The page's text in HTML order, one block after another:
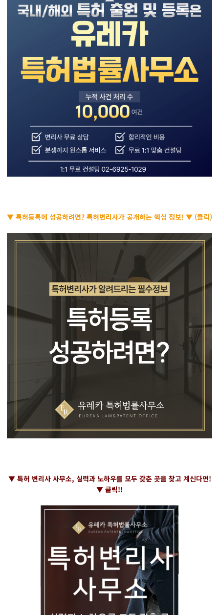
▼ 특허등록에 성공하려면? 특허변리사가 공개하는 핵심 정보! ▼ (클릭)
▼ 특허 변리사 사무소, 실력과 노하우를 모두 갖춘 곳을 찾고 계신다면!
▼ 클릭!!